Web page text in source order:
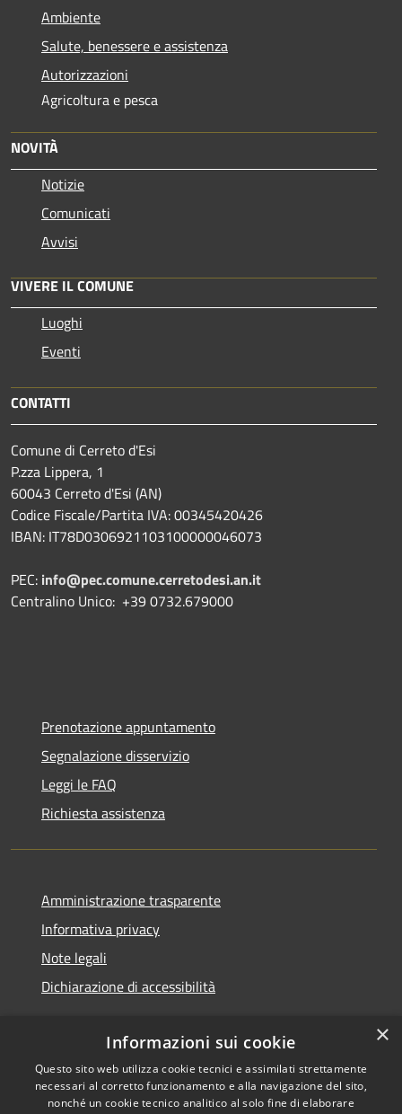
Ambiente
Salute, benessere e assistenza
Autorizzazioni
Agricoltura e pesca
NOVITÀ
Notizie
Comunicati
Avvisi
VIVERE IL COMUNE
Luoghi
Eventi
CONTATTI
Comune di Cerreto d'Esi
P.zza Lippera, 1
60043 Cerreto d'Esi (AN)
Codice Fiscale/Partita IVA: 00345420426
IBAN: IT78D0306921103100000046073
PEC: info@pec.comune.cerretodesi.an.it
Centralino Unico: +39 0732.679000
Prenotazione appuntamento
Segnalazione disservizio
Leggi le FAQ
Richiesta assistenza
Amministrazione trasparente
Informativa privacy
Note legali
Dichiarazione di accessibilità
RSS
Accessibilità
Copyright © 2026 • Comune di
Cerreto d'Esi • Powered by
×
Informazioni sui cookie
Questo sito web utilizza cookie tecnici e assimilati strettamente
necessari al corretto funzionamento e alla navigazione del sito,
nonché un cookie tecnico analitico al solo fine di elaborare